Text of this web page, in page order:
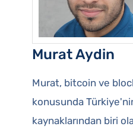
Murat Aydin
Murat, bitcoin ve
konusunda
kaynaklarından biri